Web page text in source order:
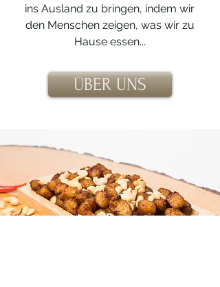
ins Ausland zu bringen, indem wir
den Menschen zeigen, was wir zu
Hause essen...
ÜBER UNS